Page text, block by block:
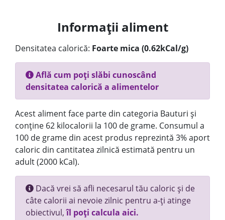
Informații aliment
Densitatea calorică: Foarte mica (0.62kCal/g)
Află cum poți slăbi cunoscând
densitatea calorică a alimentelor
Acest aliment face parte din categoria Bauturi și
conține 62 kilocalorii la 100 de grame. Consumul a
100 de grame din acest produs reprezintă 3% aport
caloric din cantitatea zilnică estimată pentru un
adult (2000 kCal).
Dacă vrei să afli necesarul tău caloric și de
câte calorii ai nevoie zilnic pentru a-ți atinge
obiectivul,îl poți calcula aici.